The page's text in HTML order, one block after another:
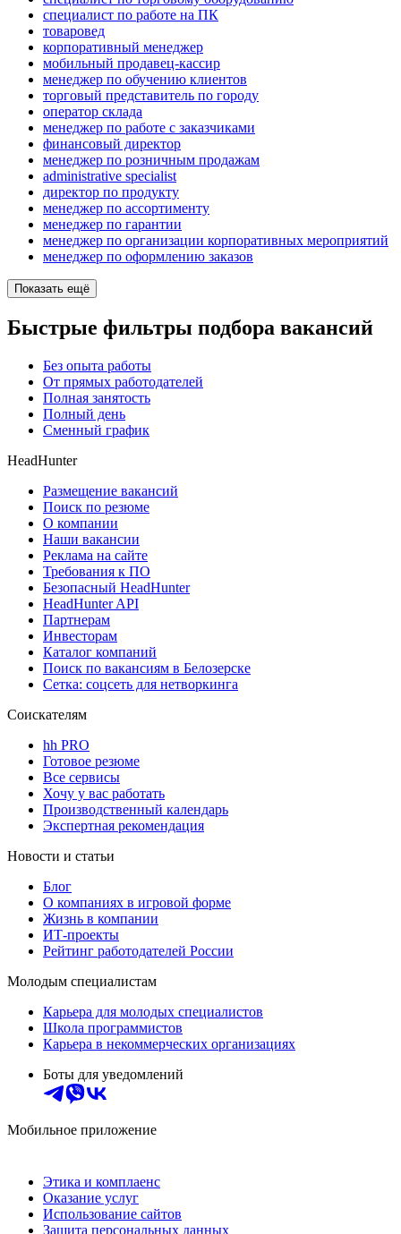
специалист по работе на ПК
товаровед
корпоративный менеджер
мобильный продавец-кассир
менеджер по обучению клиентов
торговый представитель по городу
оператор склада
менеджер по работе с заказчиками
финансовый директор
менеджер по розничным продажам
administrative specialist
директор по продукту
менеджер по ассортименту
менеджер по гарантии
менеджер по организации корпоративных мероприятий
менеджер по оформлению заказов
Показать ещё
Быстрые фильтры подбора вакансий
Без опыта работы
От прямых работодателей
Полная занятость
Полный день
Сменный график
HeadHunter
Размещение вакансий
Поиск по резюме
О компании
Наши вакансии
Реклама на сайте
Требования к ПО
Безопасный HeadHunter
HeadHunter API
Партнерам
Инвесторам
Каталог компаний
Поиск по вакансиям в Белозерске
Сетка: соцсеть для нетворкинга
Соискателям
hh PRO
Готовое резюме
Все сервисы
Хочу у вас работать
Производственный календарь
Экспертная рекомендация
Новости и статьи
Блог
О компаниях в игровой форме
Жизнь в компании
ИТ-проекты
Рейтинг работодателей России
Молодым специалистам
Карьера для молодых специалистов
Школа программистов
Карьера в некоммерческих организациях
Боты для уведомлений
Мобильное приложение
Этика и комплаенс
Оказание услуг
Использование сайтов
Защита персональных данных